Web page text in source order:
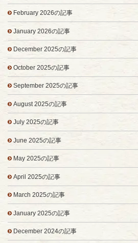
February 2026の記事
January 2026の記事
December 2025の記事
October 2025の記事
September 2025の記事
August 2025の記事
July 2025の記事
June 2025の記事
May 2025の記事
April 2025の記事
March 2025の記事
January 2025の記事
December 2024の記事